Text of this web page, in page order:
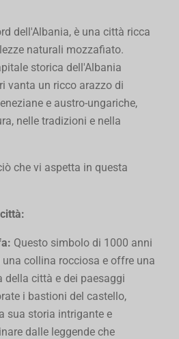
dell'Albania, è una città ricca
naturali mozzafiato.
storica dell'Albania
vanta un ricco arazzo di
e austro-ungariche,
nelle tradizioni e nella
che vi aspetta in questa
Questo simbolo di 1000 anni
collina rocciosa e offre una
della città e dei paesaggi
i bastioni del castello,
sua storia intrigante e
dalle leggende che